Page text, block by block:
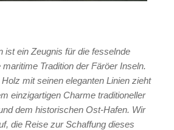
ist ein Zeugnis für die fesselnde
Tradition der Färöer Inseln.
mit seinen eleganten Linien zieht
einzigartigen Charme traditioneller
dem historischen Ost-Hafen. Wir
die Reise zur Schaffung dieses